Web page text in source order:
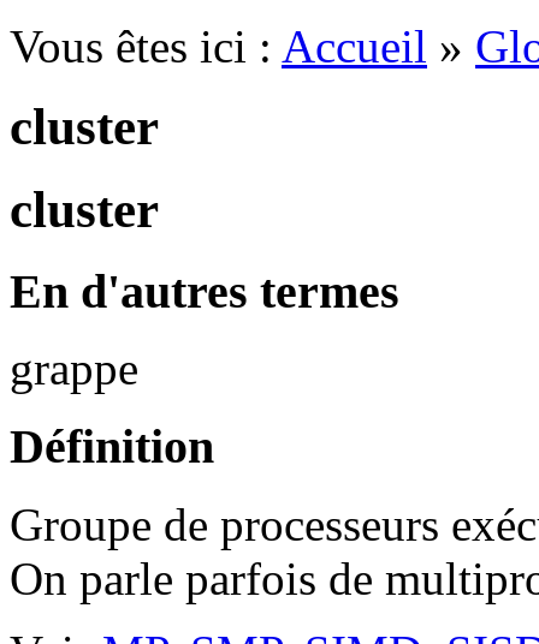
Vous êtes ici : Accueil »
cluster
cluster
En d'autres termes
grappe
Définition
Groupe de processeurs
On parle parfois de